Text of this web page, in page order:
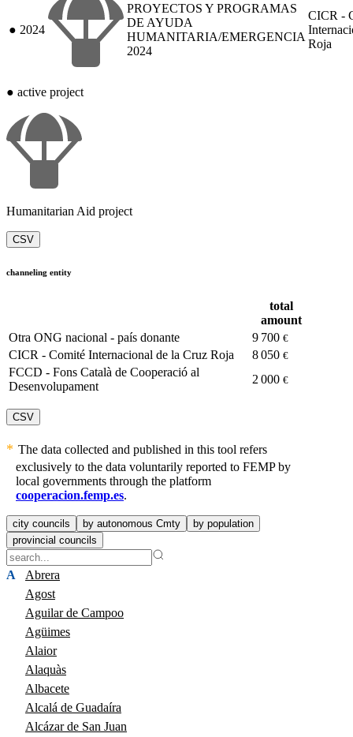
● 2024
PROYECTOS Y PROGRAMAS
DE AYUDA
HUMANITARIA/EMERGENCIA
2024
CICR -
Roja
● active project
Humanitarian Aid project
CSV
channeling entity
total
amount
Otra ONG nacional - país donante
9 700 €
CICR - Comité Internacional de la Cruz Roja 8 050 €
FCCD - Fons Català de Cooperació al
Desenvolupament
2 000 €
CSV
The data collected and published in this tool refers
exclusively to the data voluntarily reported to FEMP by
local governments through the platform
cooperacion.femp.es.
city councils by autonomous Cmty
by population
provincial councils
A
Abrera
Agost
Aguilar de Campoo
Agüimes
Alaior
Alaquàs
Albacete
Alcalá de Guadaíra
Alcázar de San Juan